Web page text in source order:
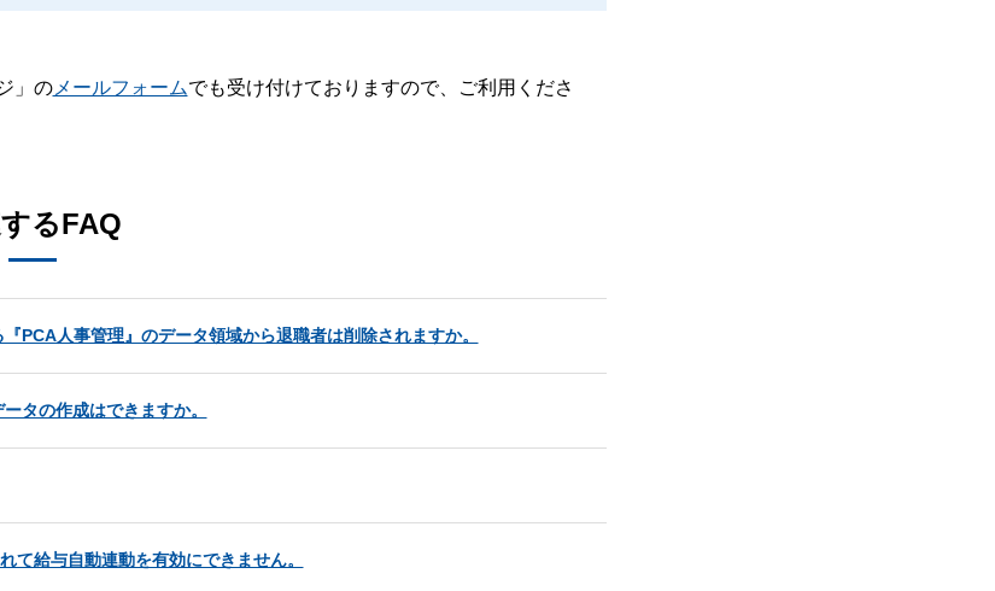
」のメールフォームでも受け付けておりますので、ご利用くださ
るFAQ
PCA人事管理』のデータ領域から退職者は削除されますか。
タの作成はできますか。
て給与自動連動を有効にできません。